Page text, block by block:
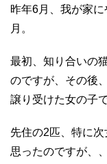
昨年6月、我が家
月。
最初、知り合いの
のですが、その後
譲り受けた女の子で
先住の2匹、特に
思ったのですが、